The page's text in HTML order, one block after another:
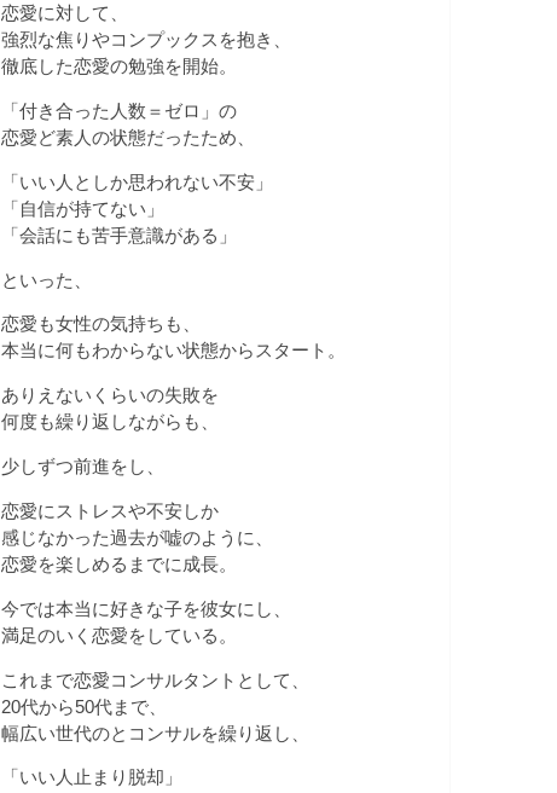
恋愛に対して、
強烈な焦りやコンプックスを抱き、
徹底した恋愛の勉強を開始。
「付き合った人数＝ゼロ」の
恋愛ど素人の状態だったため、
「いい人としか思われない不安」
「自信が持てない」
「会話にも苦手意識がある」
といった、
恋愛も女性の気持ちも、
本当に何もわからない状態からスタート。
ありえないくらいの失敗を
何度も繰り返しながらも、
少しずつ前進をし、
恋愛にストレスや不安しか
感じなかった過去が嘘のように、
恋愛を楽しめるまでに成長。
今では本当に好きな子を彼女にし、
満足のいく恋愛をしている。
これまで恋愛コンサルタントとして、
20代から50代まで、
幅広い世代のとコンサルを繰り返し、
「いい人止まり脱却」